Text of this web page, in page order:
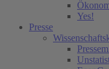
Yes!
Presse